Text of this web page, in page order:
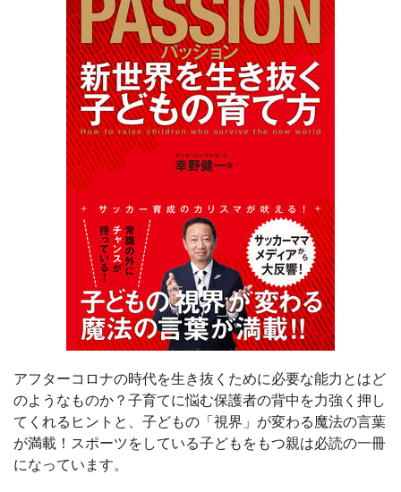
アフターコロナの時代を生き抜くために必要な能力とはど
のようなものか？子育てに悩む保護者の背中を力強く押し
てくれるヒントと、子どもの「視界」が変わる魔法の言葉
が満載！スポーツをしている子どもをもつ親は必読の一冊
になっています。